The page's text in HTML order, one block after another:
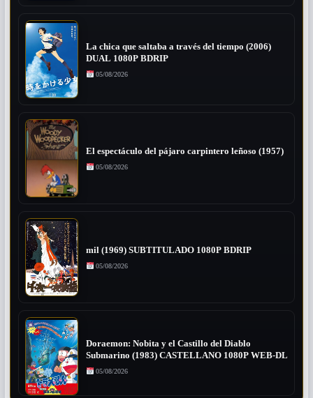
La chica que saltaba a través del tiempo (2006)
DUAL 1080P BDRIP
05/08/2026
El espectáculo del pájaro carpintero leñoso (1957)
05/08/2026
mil (1969) SUBTITULADO 1080P BDRIP
05/08/2026
Doraemon: Nobita y el Castillo del Diablo
Submarino (1983) CASTELLANO 1080P WEB-DL
05/08/2026